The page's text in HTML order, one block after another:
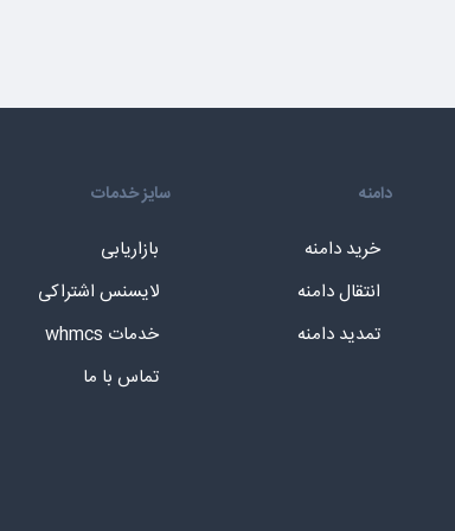
دامنه
خرید دامنه
انتقال دامنه
تمدید دامنه
سایز خدمات
بازاریابی
لایسنس اشتراکی
خدمات whmcs
تماس با ما